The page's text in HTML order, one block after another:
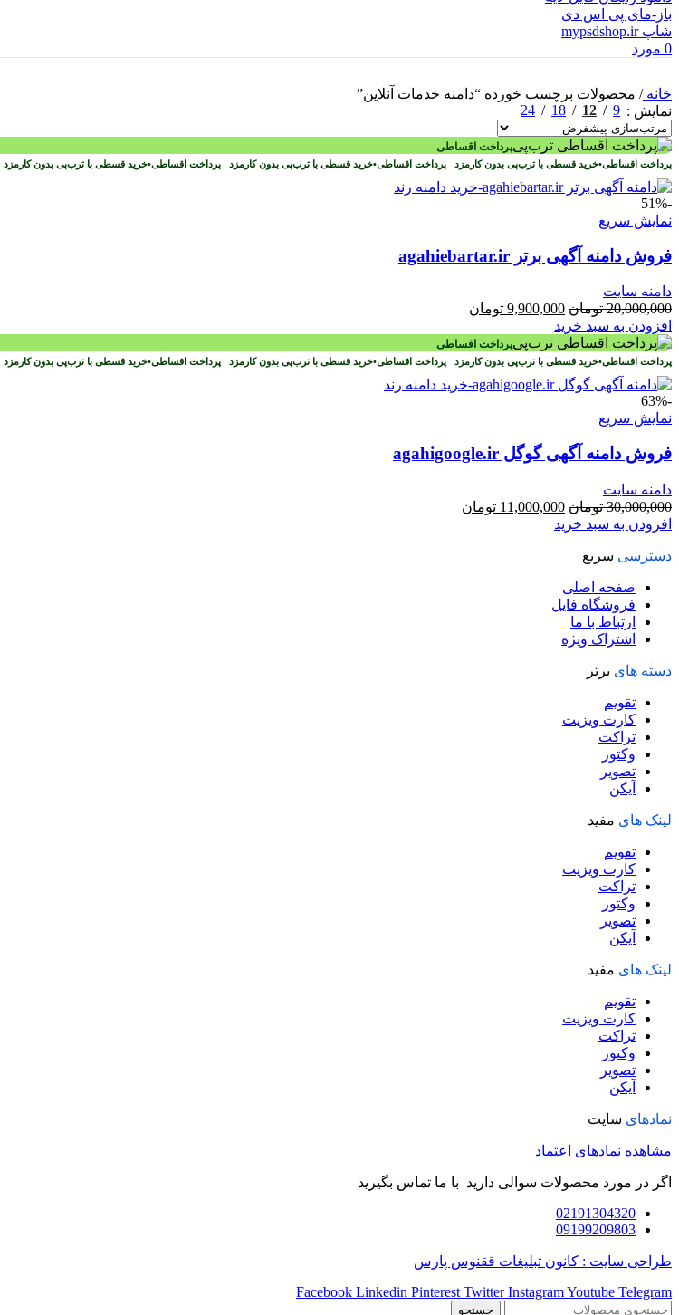
0 مورد
خانه/ محصولات برچسب خورده “دامنه خدمات آنلاین”
نمایش
9
12
18
24
پرداخت اقساطی
پرداخت اقساطی•خرید قسطی با ترب‌پی بدون کارمزد پرداخت اقساطی•خرید قسطی با ترب‌پی بدون کارمزد پرداخت اقساطی•خرید قسطی با ترب‌پی بدون کارمزد
-51%
نمایش سریع
فروش دامنه آگهی برتر agahiebartar.ir
دامنه سایت
20,000,000 تومان قیمت
اصلی
20,000,000 تومان
بود.
9,900,000 تومان
است.
افزودن به سبد خرید
پرداخت اقساطی
پرداخت اقساطی•خرید قسطی با ترب‌پی بدون کارمزد پرداخت اقساطی•خرید قسطی با ترب‌پی بدون کارمزد پرداخت اقساطی•خرید قسطی با ترب‌پی بدون کارمزد
-63%
نمایش سریع
فروش دامنه آگهی گوگل agahigoogle.ir
دامنه سایت
30,000,000 تومان قیمت
اصلی
11,000,000 تومان
افزودن به سبد خرید
دسترسی سریع
صفحه اصلی
فروشگاه فایل
ارتباط با ما
اشتراک ویژه
دسته های برتر
تقویم
کارت ویزیت
تراکت
وکتور
تصویر
آیکن
لینک های مفید
تقویم
کارت ویزیت
تراکت
وکتور
تصویر
آیکن
لینک های مفید
تقویم
کارت ویزیت
تراکت
وکتور
تصویر
آیکن
نمادهای سایت
مشاهده نمادهای اعتماد
اگر در مورد محصولات سوالی دارید با ما تماس بگیرید
02191304320
09199209803
طراحی سایت : کانون تبلیغات ققنوس پارس
Facebook Linkedin Pinterest Twitter InstagramYoutube Telegram
جستجو